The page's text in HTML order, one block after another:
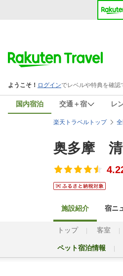
国内宿泊 交通＋宿 レ
楽天トラベルトップ
奥多摩
施設紹介 宿ニ
トップ 客室
ペット宿泊情報